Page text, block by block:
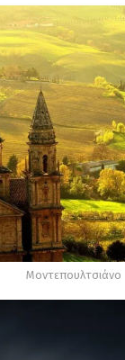
Μοντεπουλτσιάνο